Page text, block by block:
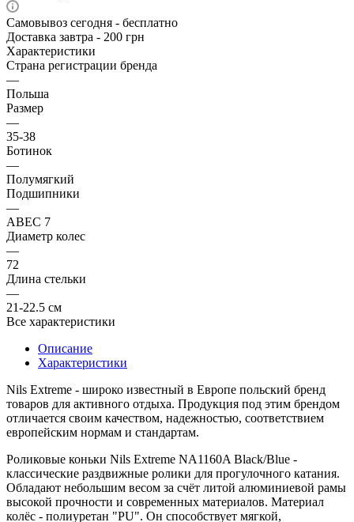
Самовывоз сегодня - бесплатно
Доставка завтра - 200 грн
Характеристики
Страна регистрации бренда
—
Польша
Размер
—
35-38
Ботинок
—
Полумягкий
Подшипники
—
ABEC 7
Диаметр колес
—
72
Длина стельки
—
21-22.5 см
Все характеристики
Описание
Характеристики
Nils Extreme - широко известный в Европе польский бренд
товаров для активного отдыха. Продукция под этим брендом
отличается своим качеством, надежностью, соответствием
европейским нормам и стандартам.
Роликовые коньки Nils Extreme NA1160A Black/Blue -
классические раздвижные ролики для прогулочного катания.
Обладают небольшим весом за счёт литой алюминиевой рамы
высокой прочности и современных материалов. Материал
колёс - полиуретан "PU". Он способствует мягкой,